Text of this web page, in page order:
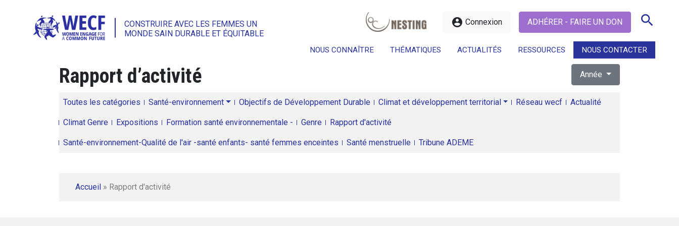
CONSTRUIRE AVEC LES FEMMES UN
MONDE SAIN DURABLE ET ÉQUITABLE
account_circle Connexion ADHÉRER - FAIRE UN DON search
NOUS CONNAÎTRE THÉMATIQUES ACTUALITÉS RESSOURCES NOUS CONTACTER
search
Rapport d’activité Année
Toutes les catégories Santé-environnement Objectifs de Développement Durable Climat et développement territorial Réseau wecf Actualité
Climat Genre Expositions Formation santé environnementale - Genre Rapport d'activité
Santé-environnement-Qualité de l'air -santé enfants- santé femmes enceintes Santé menstruelle Tribune ADEME
Accueil » Rapport d'activité